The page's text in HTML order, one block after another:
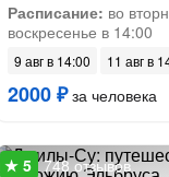
Расписание: во
воскресенье в 14:00
9 авг в 14:00 11 авг в
2000 ₽за человека
748 отзывов